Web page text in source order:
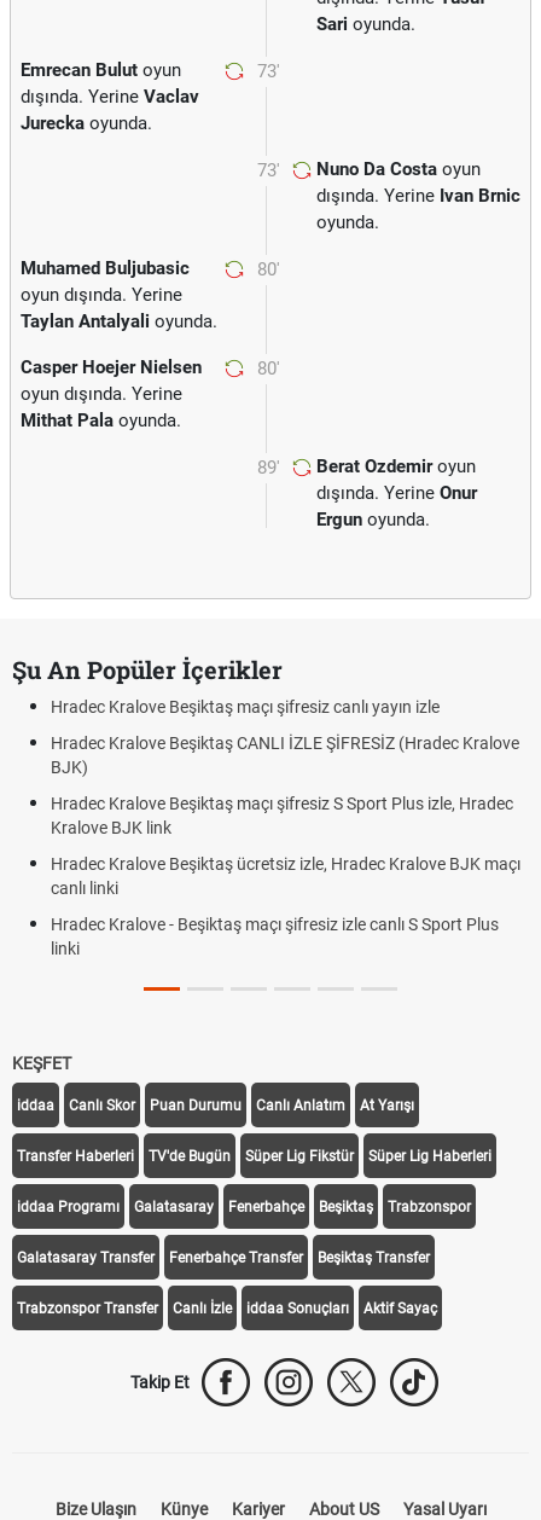
Sari oyunda.
73'
Emrecan Bulut oyun
dışında. Yerine Vaclav
Jurecka oyunda.
73' Nuno Da Costa oyun
dışında. Yerine Ivan Brnic
oyunda.
80'
Muhamed Buljubasic
oyun dışında. Yerine
Taylan Antalyali oyunda.
80'
Casper Hoejer Nielsen
oyun dışında. Yerine
Mithat Pala oyunda.
89' Berat Ozdemiroyun
dışında. Yerine Onur
Ergun oyunda.
Şu An Popüler İçerikler
Hradec Kralove Beşiktaş maçı şifresiz canlı yayın izle
Hradec Kralove Beşiktaş CANLI İZLE ŞİFRESİZ (Hradec Kralove
BJK)
Hradec Kralove Beşiktaş maçı şifresiz S Sport Plus izle, Hradec
Kralove BJK link
Hradec Kralove Beşiktaş ücretsiz izle, Hradec Kralove BJK maçı
canlı linki
Hradec Kralove - Beşiktaş maçı şifresiz izle canlı S Sport Plus
linki
KEŞFET
iddaa Canlı Skor Puan Durumu Canlı Anlatım At Yarışı
Transfer Haberleri TV'de Bugün Süper Lig Fikstür Süper Lig Haberleri
iddaa Programı Galatasaray Fenerbahçe Beşiktaş Trabzonspor
Galatasaray Transfer Fenerbahçe Transfer Beşiktaş Transfer
Trabzonspor Transfer Canlı İzle iddaa Sonuçları Aktif Sayaç
Takip Et
Bize Ulaşın Künye Kariyer About US Yasal Uyarı